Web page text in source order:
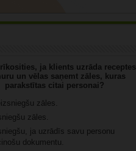
ja klients uzrāda receptes
un vēlas saņemt zāles, kuras
parakstītas citai personai?
zāles.
zāles.
ja uzrādīs savu personu
dokumentu.